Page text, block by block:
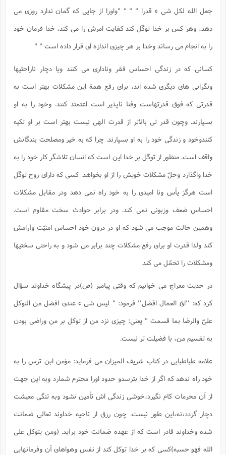
جعل الله لکل شی ء قدرا " " " "واورا از جایی که گمان ندارد روزی می
دهد، وهر کس بر خدا توکّل کند کفایت امرش را می کند، خدا فرمان خود
را به انجام می رساند وخدا بر هر چیزی اندازه ای قرار داده است " "
کسانی که در زندگی احساس فقر وناداری می کنند ویا دچار ناراحتیها
ونگرانی های دیگری شده اند، برای رفع همة این مشکلات بهتر است به
قدرتی که فوق قدرتهاست وفنا ناپذیر است اعتمتد کنند. وخود را به او
بسپارند. وچون قدر تی بالاتر از قدرت الهی نیست بهتر است بر او تکیه
کنندوخود و زندگی خود را به او بسپارند. چرا که به خیر ومصلحت بندگانش
واقف است. منظور از توکّل بر خدا این است که انسان تلاشگر کار خود را به
خدا واگذارد وحلّ مشکلات خویش را از او بخواهد. کسی که دارای روح توکّل
است هرگز یأس ونا امیدی را به خود راه نمی دهد ودر مقابل مشکلات
احساس ضعف وزبونی نمی کند. ودر برابر حوادث سخت مقاوم است.
وهمین حالت موجب می شود که او در درون خود احساس امنیّت وآرامش
کند ولذا قدرت او برای رفع مشکلات چند برابر می شود و به راحتی سختیها
ومشکلات را تحمّل می کند.
در حدیث معراج می خوانیم که وقتی پیامبر (ص)در پیشگاه خداوند سؤال
کرد که: ''ایّ العمال افضل'' فرمود: " لیس شی ء عندی افضل من التوکل
علیّ والرضا بما قسمت " یعنی: چیزی نزد من از توکل بر من وراضی بودن
به تقسیم من، با فضیلت تر نیست.
علامه طباطبایی در کتاب شریف المیزان می فرماید: مؤمن ابن ترس را به
خود راه ندهد که اگر از خدا بترسدو حدود اورا محترم شمارد وبه این جهت
از آن محرمات کام نگیرد،خوشی زندگی اش تأمین نشود وبه تنگی معیشت
دچار گردد،نه،این طور نیست. چون رزق از ناحیه خداوند تعالی ضمانت
شده وخداوند قادر است که از عهده ضمانت خود برآید. (ومن یتوکل علی
الله فهو حسبه)کسی که بر خدا توکل کند از نفس وهواهای آن وفرمانهایی